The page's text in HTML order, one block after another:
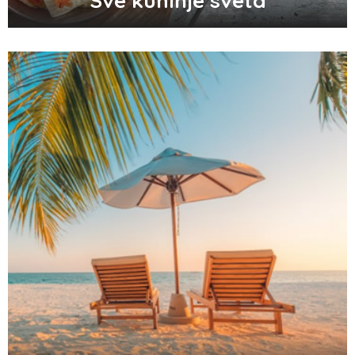
Zašto odlažemo bitne stvari i kako da
prestanemo?
Odlični saveti za brže začeće bebe
Audio i video konektori - šta su i koje
vrste postoje
Top 3 tradicionalna grčka jela koja
morate probati